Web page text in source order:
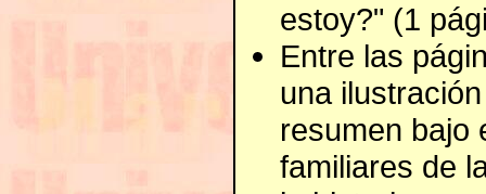
estoy?" (1
Entre las
una
resumen bajo
familiares de